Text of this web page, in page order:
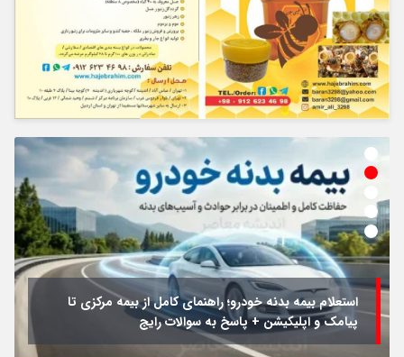
استعلام بیمه بدنه خودرو؛ راهنمای کامل از بیمه مرکزی تا
پیامک و اپلیکیشن + پاسخ به سوالات رایج